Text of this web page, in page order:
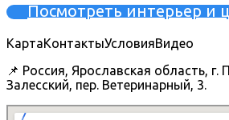
Посмотреть интерьер и
КартаКонтактыУсловияВидео
📌 Россия, Ярославская область, г.
Залесский, пер. Ветеринарный, 3.